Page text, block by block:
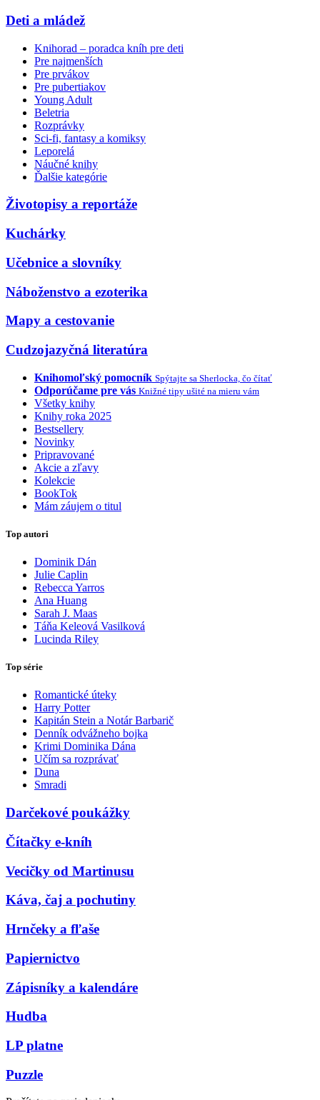
Deti a mládež
Knihorad – poradca kníh pre deti
Pre najmenších
Pre prvákov
Pre pubertiakov
Young Adult
Beletria
Rozprávky
Sci-fi, fantasy a komiksy
Leporelá
Náučné knihy
Ďalšie kategórie
Životopisy a reportáže
Kuchárky
Učebnice a slovníky
Náboženstvo a ezoterika
Mapy a cestovanie
Cudzojazyčná literatúra
Knihomoľský pomocník Spýtajte sa Sherlocka, čo čítať
Odporúčame pre vás Knižné tipy ušité na mieru vám
Všetky knihy
Knihy roka 2025
Bestsellery
Novinky
Pripravované
Akcie a zľavy
Kolekcie
BookTok
Mám záujem o titul
Top autori
Dominik Dán
Julie Caplin
Rebecca Yarros
Ana Huang
Sarah J. Maas
Táňa Keleová Vasilková
Lucinda Riley
Top série
Romantické úteky
Harry Potter
Kapitán Stein a Notár Barbarič
Denník odvážneho bojka
Krimi Dominika Dána
Učím sa rozprávať
Duna
Smradi
Darčekové poukážky
Čítačky e-kníh
Vecičky od Martinusu
Káva, čaj a pochutiny
Hrnčeky a fľaše
Papiernictvo
Zápisníky a kalendáre
Hudba
LP platne
Puzzle